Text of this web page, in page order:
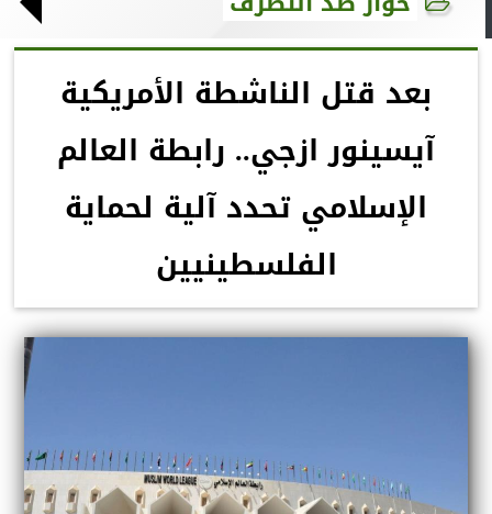
بعد قتل الناشطة الأمريكية
آيسينور ازجي.. رابطة العالم
الإسلامي تحدد آلية لحماية
الفلسطينيين